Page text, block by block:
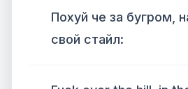
Похуй че за бугром,
свой стайл: